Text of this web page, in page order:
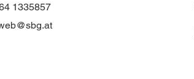
1335857